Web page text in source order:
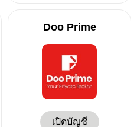
Doo Prime
เปิดบัญชี